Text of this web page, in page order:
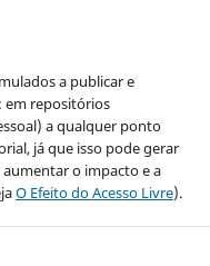
a publicar e
em repositórios
a qualquer ponto
já que isso pode gerar
o impacto e a
O Efeito do Acesso Livre).